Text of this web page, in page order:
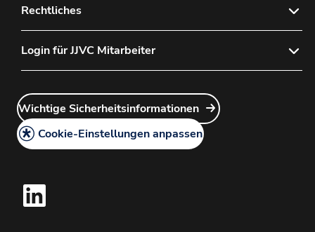
Kontaktieren Sie uns
Häufig gestellte Fragen
Wie Sie ein Konto bei uns anlegen
Wie Sie unsere Produkte bestellen
Wie Sie unsere Produkte zurückgeben
Medizinische Angelegenheiten und Medizinische
Informationen
Rechtliches
Datenschutzerklärung
Cookie-Richtlinie
Gesetzliche Hinweise
AGB
Handhabungsbroschüre
Wichtige Sicherheitsinformationen
Impressum
Login für JJVC Mitarbeiter
Account Manager Login
Wichtige Sicherheitsinformationen
Cookie-Einstellungen anpassen